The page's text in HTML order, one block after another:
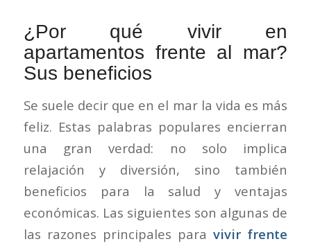
¿Por qué vivir en
apartamentos frente al mar?
Sus beneficios
Se suele decir que en el mar la vida es más
feliz. Estas palabras populares encierran
una gran verdad: no solo implica
relajación y diversión, sino también
beneficios para la salud y ventajas
económicas. Las siguientes son algunas de
las razones principales paravivir frente